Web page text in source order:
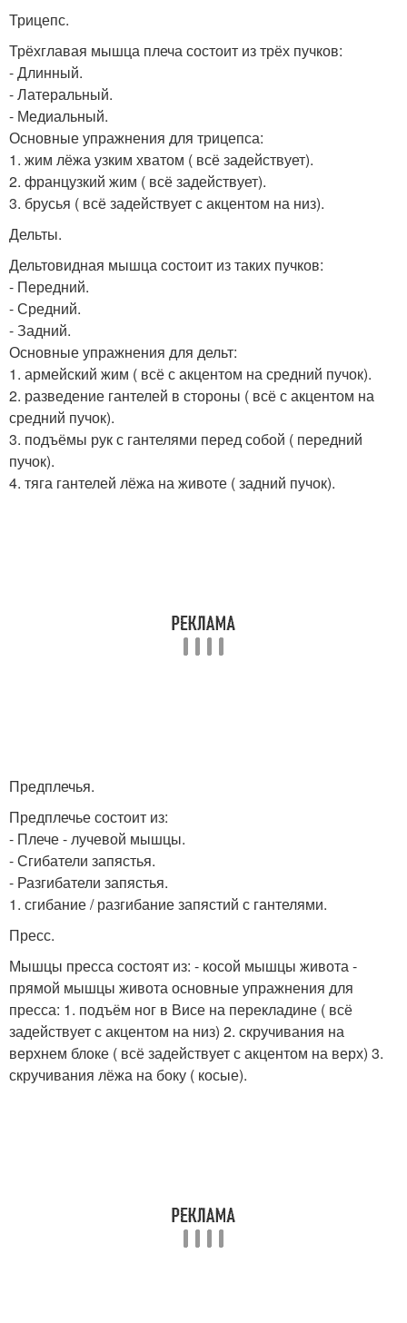
Трицепс.
Трёхглавая мышца плеча состоит из трёх пучков:
- Длинный.
- Латеральный.
- Медиальный.
Основные упражнения для трицепса:
1. жим лёжа узким хватом ( всё задействует).
2. французкий жим ( всё задействует).
3. брусья ( всё задействует с акцентом на низ).
Дельты.
Дельтовидная мышца состоит из таких пучков:
- Передний.
- Средний.
- Задний.
Основные упражнения для дельт:
1. армейский жим ( всё с акцентом на средний пучок).
2. разведение гантелей в стороны ( всё с акцентом на
средний пучок).
3. подъёмы рук с гантелями перед собой ( передний
пучок).
4. тяга гантелей лёжа на животе ( задний пучок).
Предплечья.
Предплечье состоит из:
- Плече - лучевой мышцы.
- Сгибатели запястья.
- Разгибатели запястья.
1. сгибание / разгибание запястий с гантелями.
Пресс.
Мышцы пресса состоят из: - косой мышцы живота -
прямой мышцы живота основные упражнения для
пресса: 1. подъём ног в Висе на перекладине ( всё
задействует с акцентом на низ) 2. скручивания на
верхнем блоке ( всё задействует с акцентом на верх) 3.
скручивания лёжа на боку ( косые).